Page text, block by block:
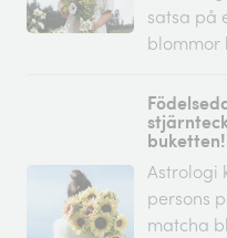
satsa på
blommor
buketten!
Astrologi
persons
matcha